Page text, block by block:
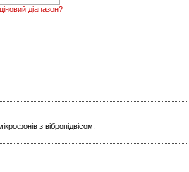
діапазон?
з вібропідвісом.